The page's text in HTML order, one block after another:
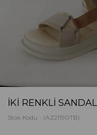
İKI RENKLI
Stok Kodu (AZ21190TB)